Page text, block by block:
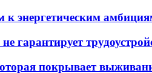
к энергетическим
гарантирует
покрывает